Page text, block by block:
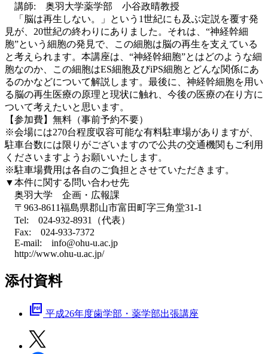
講師: 奥羽大学薬学部 小谷政晴教授
「脳は再生しない。」という1世紀にも及ぶ定説を覆す発
見が、20世紀の終わりにありました。それは、“神経幹細
胞”という細胞の発見で、この細胞は脳の再生を支えている
と考えられます。本講座は、“神経幹細胞”とはどのような細
胞なのか、この細胞はES細胞及びiPS細胞とどんな関係にあ
るのかなどについて解説します。最後に、神経幹細胞を用い
る脳の再生医療の原理と現状に触れ、今後の医療の在り方に
ついて考えたいと思います。
【参加費】無料（事前予約不要）
※会場には270台程度収容可能な有料駐車場がありますが、
駐車台数には限りがございますので公共の交通機関もご利用
くださいますようお願いいたします。
※駐車場費用は各自のご負担とさせていただきます。
▼本件に関する問い合わせ先
奥羽大学 企画・広報課
〒963-8611福島県郡山市富田町字三角堂31-1
Tel: 024-932-8931（代表）
Fax: 024-933-7372
E-mail: info@ohu-u.ac.jp
http://www.ohu-u.ac.jp/
添付資料
picture_as_pdf 平成26年度歯学部・薬学部出張講座